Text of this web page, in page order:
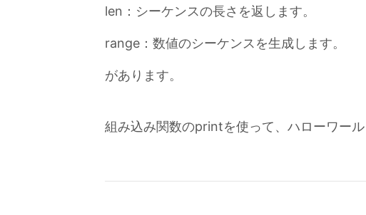
len：シーケンスの長さを返します。
range：数値のシーケンスを生成します。
があります。
組み込み関数のprintを使って、ハローワー